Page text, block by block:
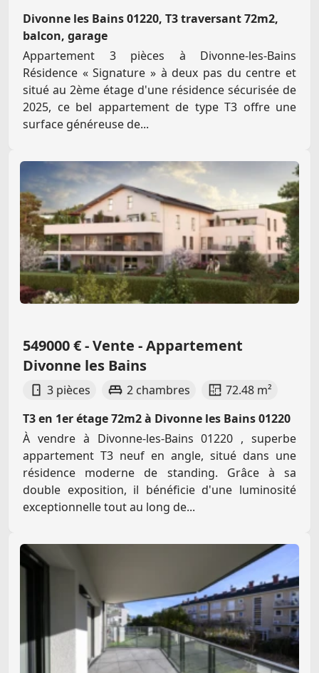
Divonne les Bains 01220, T3 traversant 72m2,
balcon, garage
Appartement 3 pièces à Divonne-les-Bains
Résidence « Signature » à deux pas du centre et
situé au 2ème étage d'une résidence sécurisée de
2025, ce bel appartement de type T3 offre une
surface généreuse de...
549000 € - Vente - Appartement
Divonne les Bains
3 pièces 2 chambres
72.48 m²
T3 en 1er étage 72m2 à Divonne les Bains 01220
À vendre à Divonne-les-Bains 01220 , superbe
appartement T3 neuf en angle, situé dans une
résidence moderne de standing. Grâce à sa
double exposition, il bénéficie d'une luminosité
exceptionnelle tout au long de...